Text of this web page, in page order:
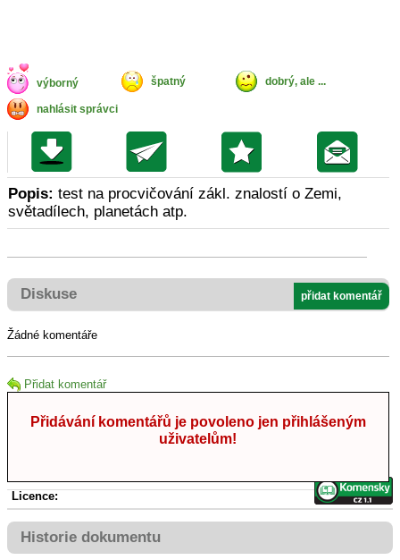
výborný špatný dobrý, ale ...
nahlásit správci
Popis: test na procvičování zákl. znalostí o Zemi,
světadílech, planetách atp.
Diskuse přidat komentář
Žádné komentáře
Přidat komentář
Přidávání komentářů je povoleno jen přihlášeným
uživatelům!
Licence:
Historie dokumentu